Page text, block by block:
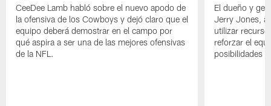
CeeDee Lamb habló sobre el nuevo apodo de
la ofensiva de los Cowboys y dejó claro que el
equipo deberá demostrar en el campo por
qué aspira a ser una de las mejores ofensivas
de la NFL.
El dueño y
Jerry Jones,
utilizar
reforzar el
posibilidades